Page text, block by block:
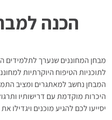
הכנה
מבחן המחוננים שנערך לתלמידים
לתוכניות הטיפוח היוקרתיות
המבחן נחשב למאתגרים ומציב
היכרות מוקדמת עם דרישותיו
יסייעו לכם להגיע מוכנים ויגדילו